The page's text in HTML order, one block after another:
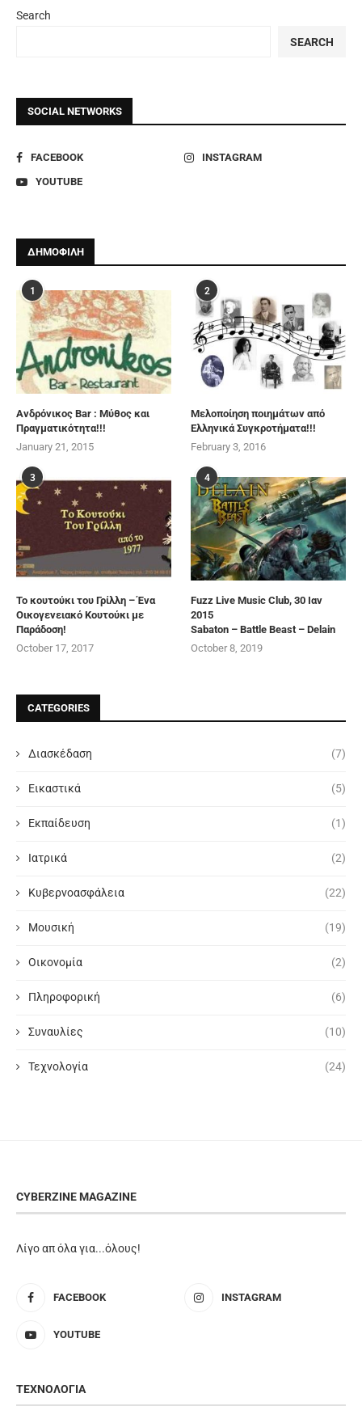
Search
SEARCH
SOCIAL NETWORKS
FACEBOOK
INSTAGRAM
YOUTUBE
ΔΗΜΟΦΙΛΗ
1
Ανδρόνικος Bar : Μύθος και
Πραγματικότητα!!!
January 21, 2015
2
Μελοποίηση ποιημάτων από
Ελληνικά Συγκροτήματα!!!
February 3, 2016
3
Το κουτούκι του Γρίλλη – Ένα
Οικογενειακό Κουτούκι με
Παράδοση!
October 17, 2017
4
Fuzz Live Music Club, 30 Ιαν
2015
Sabaton – Battle Beast – Delain
October 8, 2019
CATEGORIES
Διασκέδαση (7)
Εικαστικά (5)
Εκπαίδευση (1)
Ιατρικά (2)
Κυβερνοασφάλεια (22)
Μουσική (19)
Οικονομία (2)
Πληροφορική (6)
Συναυλίες (10)
Τεχνολογία (24)
CYBERZINE MAGAZINE
Λίγο απ όλα για...όλους!
FACEBOOK INSTAGRAM
YOUTUBE
ΤΕΧΝΟΛΟΓΙΑ